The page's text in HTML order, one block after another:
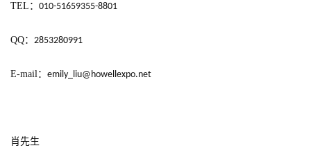
站
(
TEL ： 010-51659355-8801
QQ： 2853280991
E-mail： emily_liu@howellexpo.net
肖先生